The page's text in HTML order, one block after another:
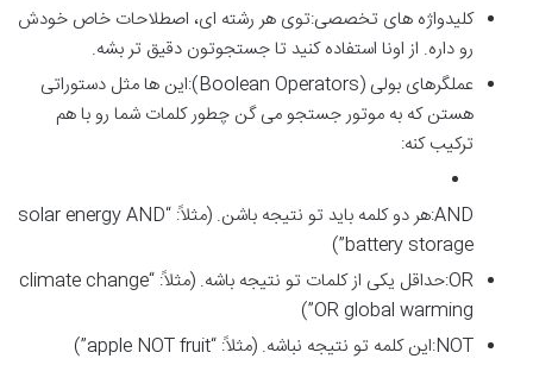
کلیدواژه های تخصصی:توی هر رشته ای، اصطلاحات خاص خودش
رو داره. از اونا استفاده کنید تا جستجوتون دقیق تر بشه.
عملگرهای بولی (Boolean Operators):این ها مثل دستوراتی
هستن که به موتور جستجو می گن چطور کلمات شما رو با هم
ترکیب کنه:
AND:هر دو کلمه باید تو نتیجه باشن. (مثلاً: “solar energy AND
battery storage”)
OR:حداقل یکی از کلمات تو نتیجه باشه. (مثلاً: “climate change
OR global warming”)
NOT:این کلمه تو نتیجه نباشه. (مثلاً: “apple NOT fruit”)